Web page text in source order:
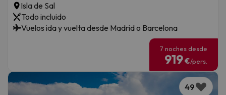
Isla de Sal
Todo incluido
Vuelos ida y vuelta desde Madrid o Barcelona
7 noches desde
919€/pers.
49